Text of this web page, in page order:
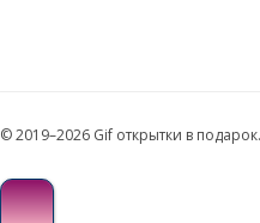
© 2019–2026 Gif открытки в